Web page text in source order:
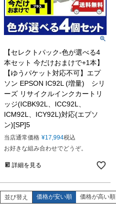
【セレクトパック-色が選べる4
本セット 今だけおまけで+1本】
【ゆうパケット対応不可】エプ
ソン EPSON IC92L (増量) シリ
ーズ リサイクルインクカートリ
ッジ(ICBK92L、ICC92L、
ICM92L、ICY92L)対応(エプソ
ン)[SP]5
当店通常価格 ¥17,994税込
お好きな組み合わせでどうぞ。
詳細を見る
並び替え 価格が安い順 価格が高い順